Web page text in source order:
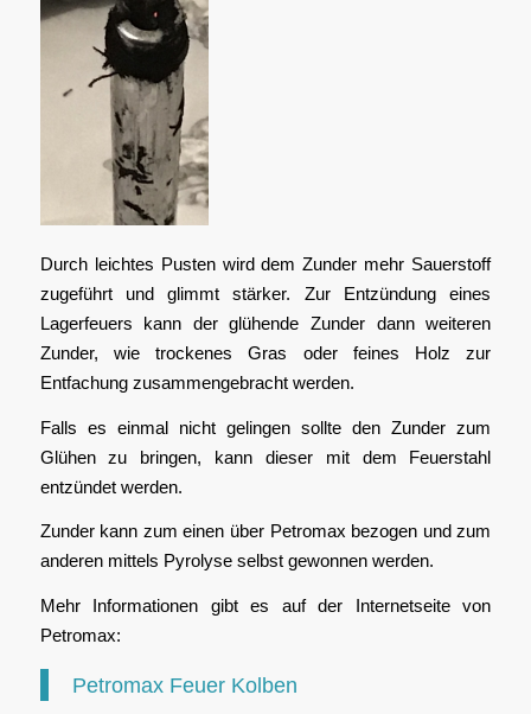
Durch leichtes Pusten wird dem Zunder mehr Sauerstoff
zugeführt und glimmt stärker. Zur Entzündung eines
Lagerfeuers kann der glühende Zunder dann weiteren
Zunder, wie trockenes Gras oder feines Holz zur
Entfachung zusammengebracht werden.
Falls es einmal nicht gelingen sollte den Zunder zum
Glühen zu bringen, kann dieser mit dem Feuerstahl
entzündet werden.
Zunder kann zum einen über Petromax bezogen und zum
anderen mittels Pyrolyse selbst gewonnen werden.
Mehr Informationen gibt es auf der Internetseite von
Petromax:
Petromax Feuer Kolben